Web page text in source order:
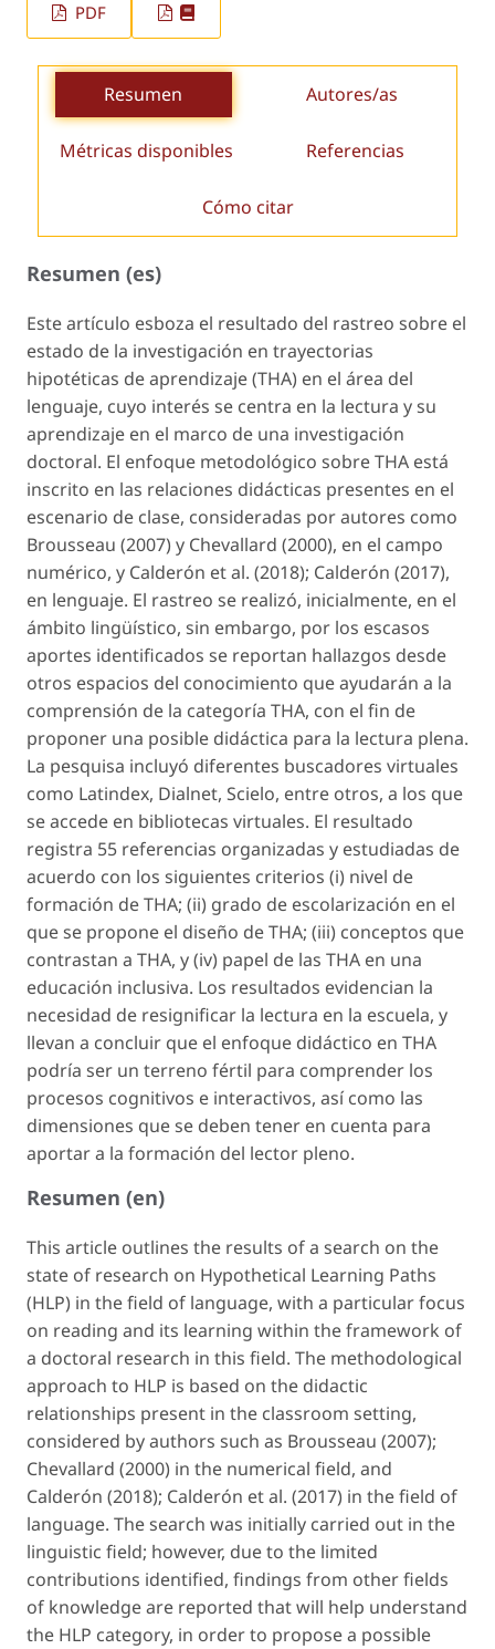
PDF
Resumen Autores/as
Métricas disponibles Referencias
Cómo citar
Resumen (es)
Este artículo esboza el resultado del rastreo sobre el
estado de la investigación en trayectorias
hipotéticas de aprendizaje(THA) en el área del
lenguaje, cuyo interés se centra en la lectura y su
aprendizaje en el marco de una investigación
doctoral. El enfoque metodológico sobre THA está
inscrito en las relaciones didácticas presentes en el
escenario de clase, consideradas por autores como
Brousseau (2007) y Chevallard (2000), en el campo
numérico, y Calderón et al. (2018); Calderón (2017),
en lenguaje. El rastreo se realizó, inicialmente, en el
ámbito lingüístico, sin embargo, por los escasos
aportes identificados se reportan hallazgos desde
otros espacios del conocimiento que ayudarán a la
comprensión de la categoría THA, con el fin de
proponer una posible didáctica para la lectura plena.
La pesquisa incluyó diferentes buscadores virtuales
como Latindex, Dialnet, Scielo, entre otros, a los que
se accede en bibliotecas virtuales. El resultado
registra 55 referencias organizadas y estudiadas de
acuerdo con los siguientes criterios (i) nivel de
formación de THA; (ii) grado de escolarización en el
que se propone el diseño de THA; (iii) conceptos que
contrastan a THA, y (iv) papel de las THA en una
educación inclusiva. Los resultados evidencian la
necesidad de resignificar la lectura en la escuela, y
llevan a concluir que el enfoque didáctico en THA
podría ser un terreno fértil para comprender los
procesos cognitivos e interactivos, así como las
dimensiones que se deben tener en cuenta para
aportar a la formación del lector pleno.
Resumen (en)
This article outlines the results of a search on the
state of research on Hypothetical Learning Paths
(HLP) in the field of language, with a particular focus
on reading and its learning within the framework of
a doctoral research in this field. The methodological
approach to HLP is based on the didactic
relationships present in the classroom setting,
considered by authors such as Brousseau (2007);
Chevallard (2000) in the numerical field, and
Calderón (2018); Calderón et al. (2017) in the field of
language. The search was initially carried out in the
linguistic field; however, due to the limited
contributions identified, findings from other fields
of knowledge are reported that will help understand
the HLP category, in order to propose a possible